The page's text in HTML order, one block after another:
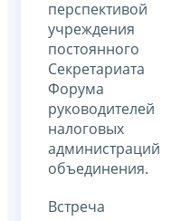
перспективой
учреждения
постоянного
Секретариата
Форума
руководителей
налоговых
администраций
объединения.
Встреча